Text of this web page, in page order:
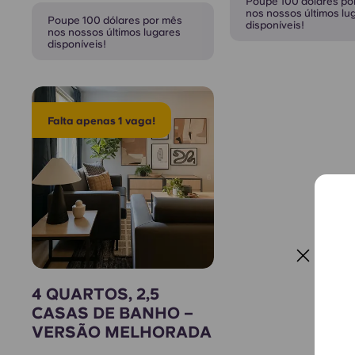
Poupe 100 dólares por mês
nos nossos últimos lugares
disponíveis!
nos nossos últimos
disponíveis!
Falta apenas 1 vaga!
4 QUARTOS, 2,5
CASAS DE BANHO –
VERSÃO MELHORADA